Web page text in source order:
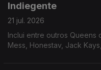
Indiegente
21 jul. 2026
Inclui entre outros Queens
Mess, Honestav, Jack